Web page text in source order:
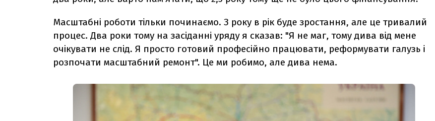
Масштабні роботи тільки починаємо. З року в рік буде зростання, але це тривалий
процес. Два роки тому на засіданні уряду я сказав: "Я не маг, тому дива від мене
очікувати не слід. Я просто готовий професійно працювати, реформувати галузь і
розпочати масштабний ремонт". Це ми робимо, але дива нема.